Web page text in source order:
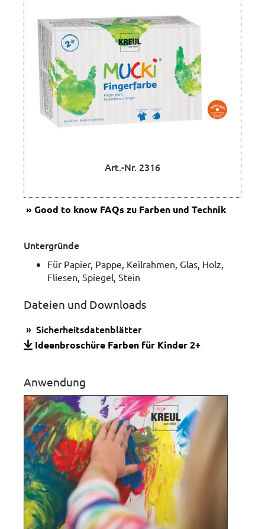
Art.-Nr. 2316
Good to know FAQs zu Farben und Technik
Untergründe
Für Papier, Pappe, Keilrahmen, Glas, Holz,
Fliesen, Spiegel, Stein
Dateien und Downloads
Sicherheitsdatenblätter
Ideenbroschüre Farben für Kinder 2+
Anwendung